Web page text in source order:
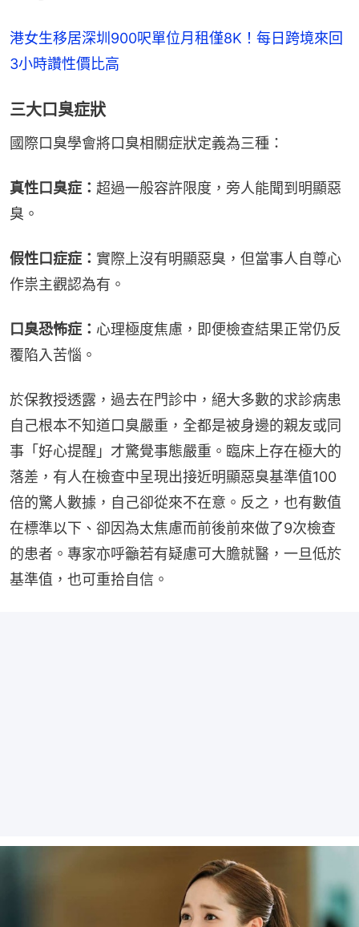
港女生移居深圳900呎單位月租僅8K！每日跨境來回
3小時讚性價比高
三大口臭症狀
國際口臭學會將口臭相關症狀定義為三種：
真性口臭症： 超過一般容許限度，旁人能聞到明顯惡
臭。
假性口症症： 實際上沒有明顯惡臭，但當事人自尊心
作祟主觀認為有。
口臭恐怖症： 心理極度焦慮，即便檢查結果正常仍反
覆陷入苦惱。
於保教授透露，過去在門診中，絕大多數的求診病患
自己根本不知道口臭嚴重，全都是被身邊的親友或同
事「好心提醒」才驚覺事態嚴重。臨床上存在極大的
落差，有人在檢查中呈現出接近明顯惡臭基準值100
倍的驚人數據，自己卻從來不在意。反之，也有數值
在標準以下、卻因為太焦慮而前後前來做了9次檢查
的患者。專家亦呼籲若有疑慮可大膽就醫，一旦低於
基準值，也可重拾自信。